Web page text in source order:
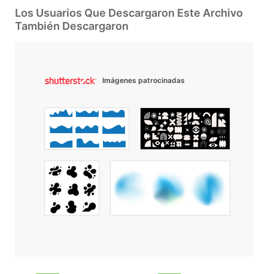
Los Usuarios Que Descargaron Este Archivo
También Descargaron
Imágenes patrocinadas